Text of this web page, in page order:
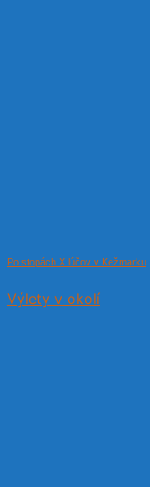
Po stopách X lúčov v Kežmarku
Výlety v okolí